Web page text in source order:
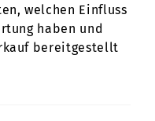
welchen Einfluss
haben und
bereitgestellt